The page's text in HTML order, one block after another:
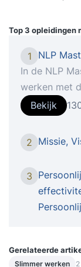
Top 3 opleidingen
1
NLP
In de NLP
werken met
Logische
Identiteit en
een logisch
Opleiding.
Waar bij de
op de
Niveaus,
de Logische
Identiteit en Missie. In de NLP
Bekijk
2 Missie,
3
Gerelateerde
Slimmer werken